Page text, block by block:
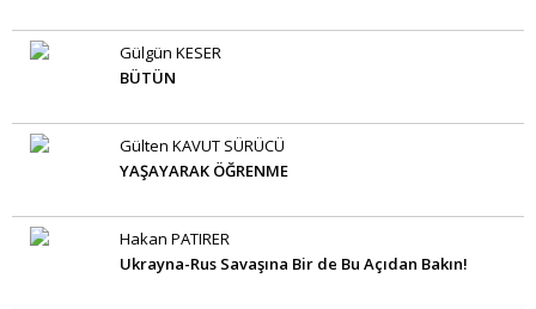
Gülgün KESER
BÜTÜN
Gülten KAVUT SÜRÜCÜ
YAŞAYARAK ÖĞRENME
Hakan PATIRER
Ukrayna-Rus Savaşına Bir de Bu Açıdan Bakın!